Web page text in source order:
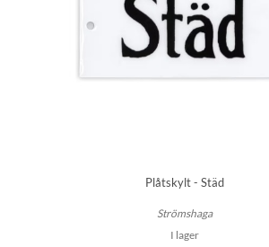
Plåtskylt - Städ
Strömshaga
I lager